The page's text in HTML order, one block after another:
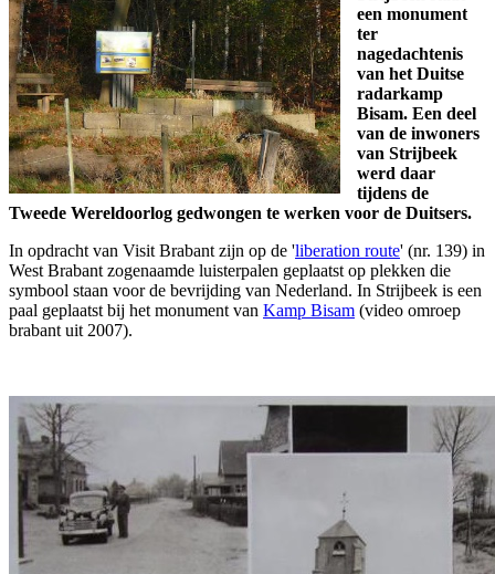
een monument
ter
nagedachtenis
van het Duitse
radarkamp
Bisam. Een deel
van de inwoners
van Strijbeek
werd daar
tijdens de
Tweede Wereldoorlog gedwongen te werken voor de Duitsers.
In opdracht van Visit Brabant zijn op de 'liberation route' (nr. 139) in
West Brabant zogenaamde luisterpalen geplaatst op plekken die
symbool staan voor de bevrijding van Nederland. In Strijbeek is een
paal geplaatst bij het monument van Kamp Bisam (video omroep
brabant uit 2007).